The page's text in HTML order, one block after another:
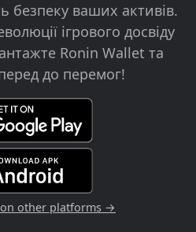
безпеку ваших активів.
ігрового досвіду
Ronin Wallet та
до перемог!
other platforms →